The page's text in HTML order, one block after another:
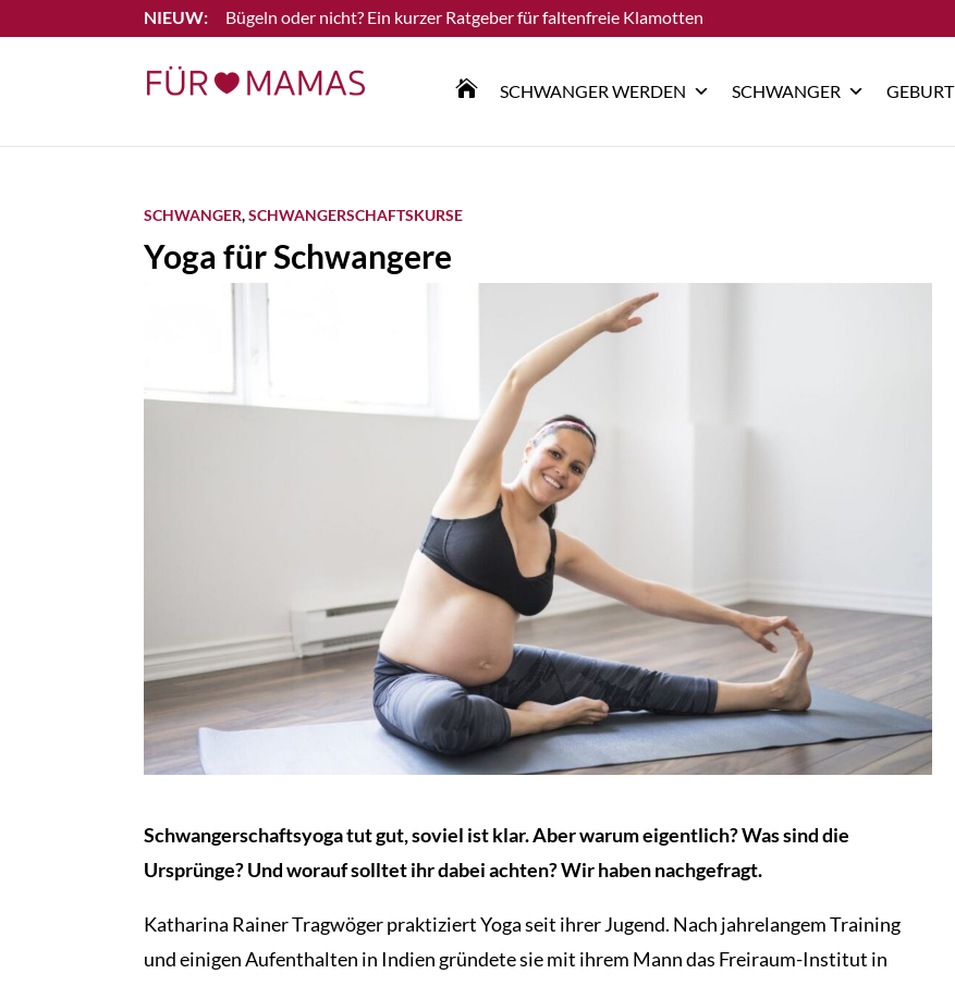
Bügeln oder nicht? Ein kurzer Ratgeber für faltenfreie Klamotten
Lesen Sie mehr
 SCHWANGER WERDEN SCHWANGER GEBURT
SCHWANGER,SCHWANGERSCHAFTSKURSE
Yoga für Schwangere
Schwangerschaftsyoga tut gut, soviel ist klar. Aber warum eigentlich? Was sind die
Ursprünge? Und worauf solltet ihr dabei achten? Wir haben nachgefragt.
Katharina Rainer Tragwöger praktiziert Yoga seit ihrer Jugend. Nach jahrelangem Training
und einigen Aufenthalten in Indien gründete sie mit ihrem Mann das Freiraum-Institut in